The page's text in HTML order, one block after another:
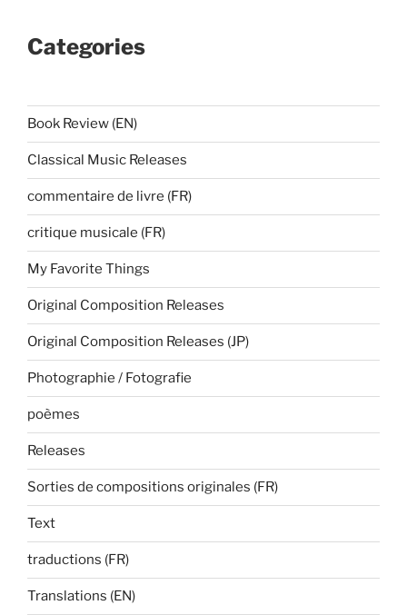
Categories
Book Review (EN)
Classical Music Releases
commentaire de livre (FR)
critique musicale (FR)
My Favorite Things
Original Composition Releases
Original Composition Releases (JP)
Photographie / Fotografie
poèmes
Releases
Sorties de compositions originales (FR)
Text
traductions (FR)
Translations (EN)